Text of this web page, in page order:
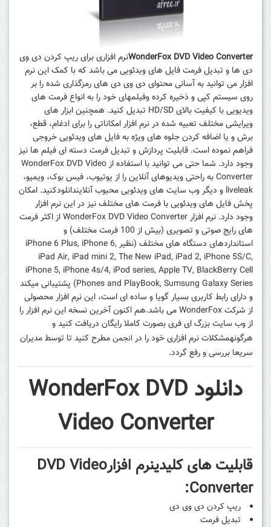
WonderFox DVD Video Converterنرم افزاری برای ریپ کردن دی وی
دی ها و تبدیل فرمت فایل های ویدئویی می باشد که با کمک این نرم
افزار می توانید به آسانی محتوای دی وی دی های رمزگذاری شده را بر
روی سیستم کپی و ذخیره کرده وفیلمهای خود را به انواع فرمت های
ویدیویی با کیفیت بالای HD/SD تبدیل کنید. همچنین ابزار های
ویرایشی مختلف تعبیه شده در نرم افزار امکاناتی را برای ادغام، قطع،
برش و یا اضافه کردن جلوه های ویژه به فایل های ویدئویی خروجی
فراهم نموده است. قابلیت پردازش و تبدیل فرمت دسته ای فیلم ها نیز
وجود دارد. شما حتی می توانید با استفاده از WonderFox DVD Video
Converter به راحتی ویدیوهای آنلاین را از یوتیوب، فیس بوک، ویمیو،
liveleak و دیگر وب سایت های ویدئویی محبوب آنلایندانلودکنید. امکان
پخش فایل های ویدئویی با فرمت های مختلف نیز در این نرم افزار
وجود دارد.
نرم افزار WonderFox DVD Video Converter از اکثر فرمت
های رایج صوتی و تصویری (بیش از 100 فرمت مختلف) و
استانداردهای دستگاه‌ های مختلف (نظیر iPhone 6 Plus, iPhone 6,
iPad Air, iPad mini 2, The New iPad, iPad 2, iPhone 5S/C,
iPhone 5, iPhone 4s/4, iPod series, Apple TV, BlackBerry Cell
Phones and PlayBook, Sumsung Galaxy Series) پشتیبانی میکند
و دارای رابط کاربری بسیار گویا و ساده ای است، این نرم افزار محصولی
از شرکت WonderFox می باشد.
هم اکنون آخرین نسخه این نرم افزار را
از وب سایت بزرگ ای فریبصورت کاملا رایگان دریافت کنید و
هرگونهمشکلات نرم افزاریخود را در انجمن مطرح کنید تا توسط مدیران
سریعا بررسی و رفع گردد.
دانلود WonderFox DVD
Video Converter
قابلیت های کلیدینرم افزارDVD Video
Converter:
ریپ کردن دی وی دی
تبدیل فرمت